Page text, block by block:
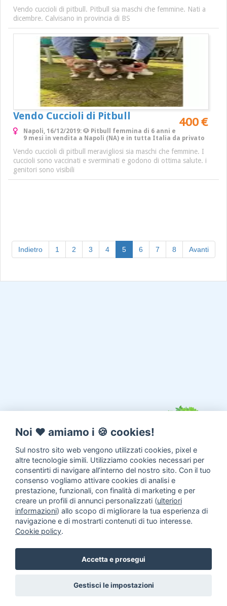
Vendo cuccioli di pitbull. Pitbull sia maschi che femmine. Nati a
dicembre. Calvisano in provincia di BS
Vendo Cuccioli di Pitbull 400 €
Napoli, 16/12/2019: 🐶 Pitbull femmina di 6 anni e
9 mesi in vendita a Napoli (NA) e in tutta Italia da privato
Vendo cuccioli di pitbull meravigliosi sia maschi che femmine. I
cuccioli sono vaccinati e sverminati e godono di ottima salute. i
genitori sono visibili
Indietro 1 2 3 4 5(current)
6 7 8 Avanti
Annunci animali
Inserisci un
Facebook| Twitter© 2014 - 2026
Noi ♥️ amiamo i 🍪 cookies!
Sul nostro sito web vengono utilizzati cookies, pixel e
altre tecnologie simili. Utilizziamo cookies necessari per
consentirti di navigare all’interno del nostro sito. Con il tuo
consenso vogliamo attivare cookies di analisi e
prestazione, funzionali, con finalità di marketing e per
creare un profili di annunci personalizzati (ulteriori
informazioni) allo scopo di migliorare la tua esperienza di
navigazione e di mostrarti contenuti di tuo interesse.
Cookie policy.
Accetta e prosegui
Gestisci le impostazioni